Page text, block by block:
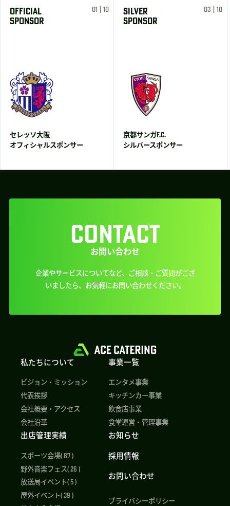
OFFICIAL
SPONSOR
01 | 10
セレッソ大阪
オフィシャルスポンサー
SILVER
SPONSOR
03 | 10
京都サンガF.C.
シルバースポンサー
CONTACT
お問い合わせ
企業やサービスについてなど、ご相談・ご質問がござ
いましたら、 お気軽にお問い合わせください。
私たちについて
ビジョン・ミッション
代表挨拶
会社概要・アクセス
会社沿革
事業一覧
エンタメ事業
キッチンカー事業
飲食店事業
食堂運営・管理事業
出店管理実績
スポーツ会場( 87 )
野外音楽フェス( 26 )
放送局イベント( 5 )
屋外イベント( 39 )
お知らせ
採用情報
お問い合わせ
プライバシーポリシー